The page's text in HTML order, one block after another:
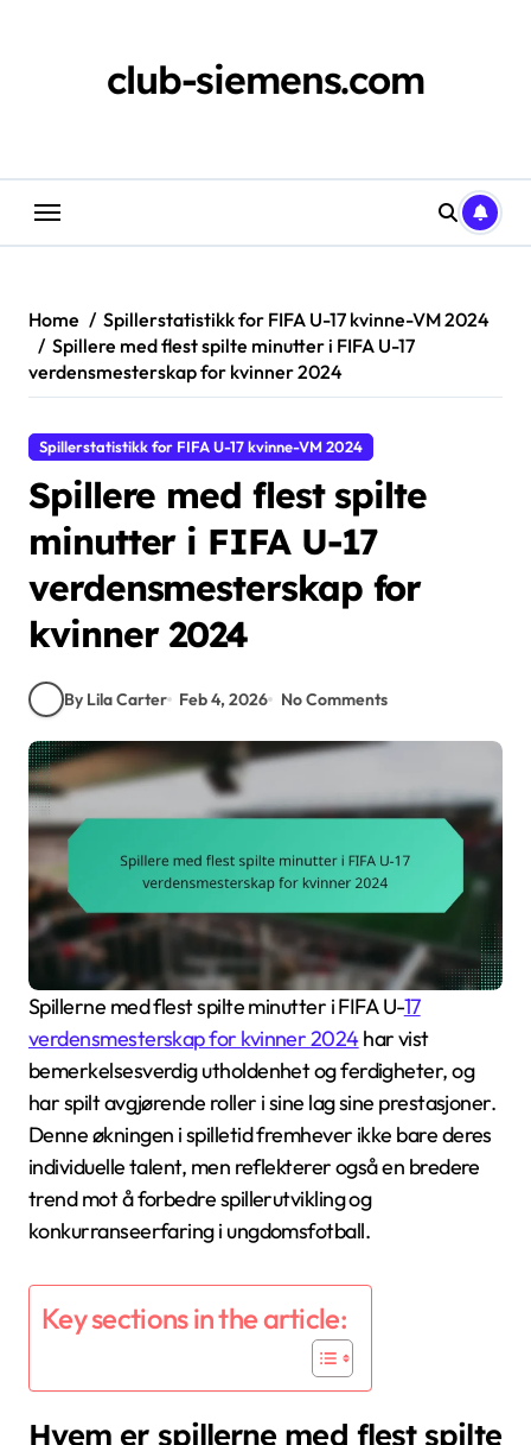
club-siemens.com
Home
Spillerstatistikk for FIFA U-17 kvinne-VM 2024
Spillere med flest spilte minutter i FIFA U-17
verdensmesterskap for kvinner 2024
Spillerstatistikk for FIFA U-17 kvinne-VM 2024
Spillere med flest spilte
minutter i FIFA U-17
verdensmesterskap for
kvinner 2024
By Lila Carter Feb 4, 2026 No Comments
Spillerne med flest spilte minutter i FIFA U-17
verdensmesterskap for kvinner 2024har vist
bemerkelsesverdig utholdenhet og ferdigheter, og
har spilt avgjørende roller i sine lag sine prestasjoner.
Denne økningen i spilletid fremhever ikke bare deres
individuelle talent, men reflekterer også en bredere
trend mot å forbedre spillerutvikling og
konkurranseerfaring i ungdomsfotball.
Key sections in the article:
Hvem er spillerne med flest spilte